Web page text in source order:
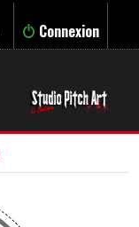
Connexion